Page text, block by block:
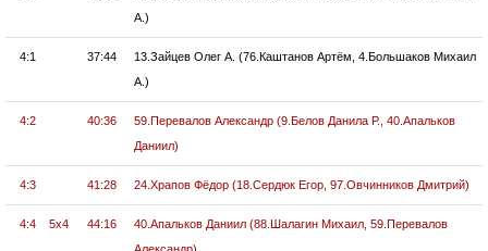
А.)
4:1 37:44
13.Зайцев Олег А. (76.Каштанов Артём, 4.Большаков Михаил
А.)
4:2 40:36
59.Перевалов Александр (9.Белов Данила Р., 40.Апальков
Даниил)
4:3 41:28 24.Храпов Фёдор (18.Сердюк Егор, 97.Овчинников Дмитрий)
4:4 5x4 44:16
40.Апальков Даниил (88.Шалагин Михаил, 59.Перевалов